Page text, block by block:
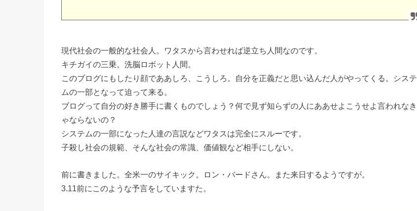
現代社会の一般的な社会人。ワタスから言わせれば逆立ち人間なのです。
キチガイの三乗。洗脳ロボット人間。
このブログにもしたり顔でああしろ、こうしろ。自分を正義だと思い込んだ人がやってくる。システ
ムの一部となって迫って来る。
ブログって自分の好き勝手に書くものでしょう？何で見ず知らずの人にああせよこうせよ言われなき
ゃならないの？
システムの一部になった人達の言説などワタスは完全にスルーです。
子殺し社会の規範、そんな社会の常識、価値観など相手にしない。
前に書きました。全米一のサイキック。ロン・バードさん。また来日するようですが。
3.11前にこのような予言をしていますた。